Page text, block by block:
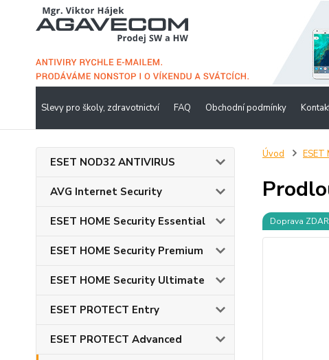
Slevy pro školy, zdravotnictví FAQ Obchodní podmínky
ESET NOD32 ANTIVIRUS
AVG Internet Security
ESET HOME Security Essential
ESET HOME Security Premium
ESET HOME Security Ultimate
ESET PROTECT Entry
ESET PROTECT Advanced
Úvod ESET
Doprava